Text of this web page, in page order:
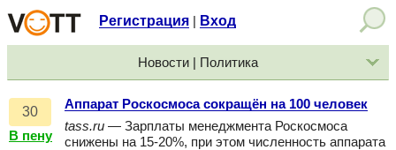
Регистрация Вход
Новости | Политика
30
В пену
Аппарат Роскосмоса сокращён на 100 человек
tass.ru — Зарплаты менеджмента Роскосмоса
снижены на 15-20%, при этом численность аппарата